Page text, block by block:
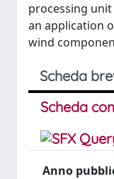
processing
an application
wind
Scheda
Scheda
Anno